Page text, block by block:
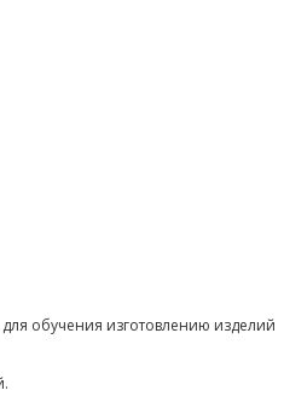
обучения изготовлению изделий